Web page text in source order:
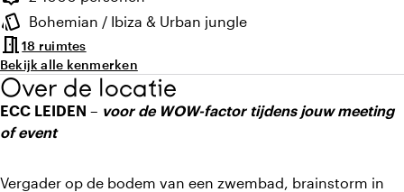
Capaciteit
style
Sfeer en uitstraling
Bohemian / Ibiza & Urban jungle
meeting_room18 ruimtes
Bekijk alle kenmerken
Over de locatie
ECC LEIDEN – voor de WOW-factor tijdens jouw meeting
of event
Vergader op de bodem van een zwembad, brainstorm in